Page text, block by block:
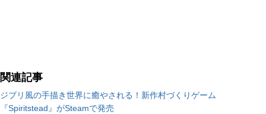
関連記事
ジブリ風の手描き世界に癒やされる！新作村づくりゲーム
『Spiritstead』がSteamで発売